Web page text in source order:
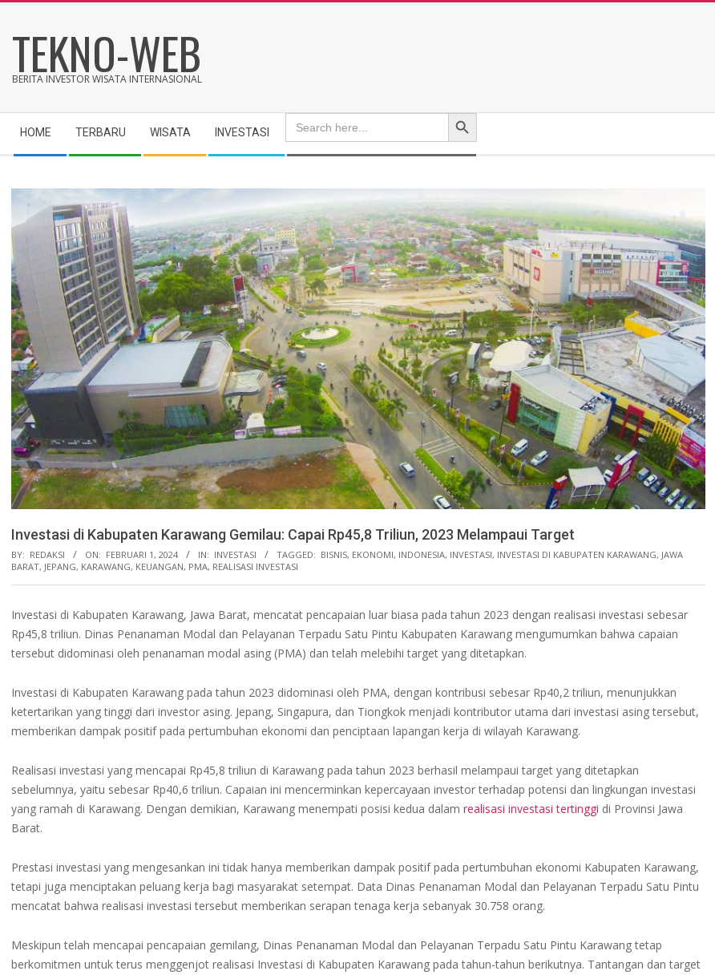
content
TEKNO-WEB
BERITA INVESTOR WISATA INTERNASIONAL
Navigation
Menu
HOME TERBARU WISATA INVESTASI
Search
for:
Search Button
Investasi di Kabupaten Karawang Gemilau: Capai Rp45,8 Triliun, 2023 Melampaui Target
BY: REDAKSI ON: FEBRUARI 1, 2024 IN: INVESTASI TAGGED: BISNIS, EKONOMI, INDONESIA, INVESTASI, INVESTASI DI KABUPATEN KARAWANG, JAWA
BARAT, JEPANG, KARAWANG, KEUANGAN, PMA, REALISASI INVESTASI
Investasi di Kabupaten Karawang, Jawa Barat, mencatat pencapaian luar biasa pada tahun 2023 dengan realisasi investasi sebesar
Rp45,8 triliun. Dinas Penanaman Modal dan Pelayanan Terpadu Satu Pintu Kabupaten Karawang mengumumkan bahwa capaian
tersebut didominasi oleh penanaman modal asing (PMA) dan telah melebihi target yang ditetapkan.
Investasi di Kabupaten Karawang pada tahun 2023 didominasi oleh PMA, dengan kontribusi sebesar Rp40,2 triliun, menunjukkan
ketertarikan yang tinggi dari investor asing. Jepang, Singapura, dan Tiongkok menjadi kontributor utama dari investasi asing tersebut,
memberikan dampak positif pada pertumbuhan ekonomi dan penciptaan lapangan kerja di wilayah Karawang.
Realisasi investasi yang mencapai Rp45,8 triliun di Karawang pada tahun 2023 berhasil melampaui target yang ditetapkan
sebelumnya, yaitu sebesar Rp40,6 triliun. Capaian ini mencerminkan kepercayaan investor terhadap potensi dan lingkungan investasi
yang ramah di Karawang. Dengan demikian, Karawang menempati posisi kedua dalam realisasi investasi tertinggi di Provinsi Jawa
Barat.
Prestasi investasi yang mengesankan ini tidak hanya memberikan dampak positif pada pertumbuhan ekonomi Kabupaten Karawang,
tetapi juga menciptakan peluang kerja bagi masyarakat setempat. Data Dinas Penanaman Modal dan Pelayanan Terpadu Satu Pintu
mencatat bahwa realisasi investasi tersebut memberikan serapan tenaga kerja sebanyak 30.758 orang.
Meskipun telah mencapai pencapaian gemilang, Dinas Penanaman Modal dan Pelayanan Terpadu Satu Pintu Karawang tetap
berkomitmen untuk terus menggenjot realisasi Investasi di Kabupaten Karawang pada tahun-tahun berikutnya. Tantangan dan target